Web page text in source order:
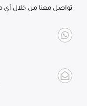
تواصل معنا من خلال أي